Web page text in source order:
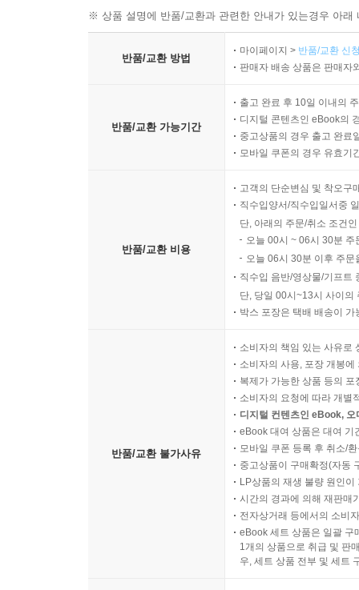
※ 상품 설명에 반품/교환과 관련한 안내가 있는경우 아
반품/교환 방법
마이페이지 > 반품/교환 신
판매자 배송 상품은 판매자
반품/교환 가능기간
출고 완료 후 10일 이내의
디지털 콘텐츠인 eBook의
중고상품의 경우 출고 완료
모바일 쿠폰의 경우 유효기
반품/교환 비용
고객의 단순변심 및 착오구
직수입양서/직수입일서중
단, 아래의 주문/취소 조건
오늘 00시 ~ 06시 30분
오늘 06시 30분 이후 주
직수입 음반/영상물/기프트
단, 당일 00시~13시 사이의
박스 포장은 택배 배송이
반품/교환 불가사유
소비자의 책임 있는 사유로
소비자의 사용, 포장 개봉
복제가 가능한 상품 등의
소비자의 요청에 따라 개별
디지털 컨텐츠인 eBook,
eBook 대여 상품은 대여 기
모바일 쿠폰 등록 후 취소/
중고상품이 구매확정(자동
LP상품의 재생 불량 원인
시간의 경과에 의해 재판매
전자상거래 등에서의 소비
eBook 세트 상품은 일괄 구
1개의 상품으로 취급 및 판
우, 세트 상품 전부 및 세트